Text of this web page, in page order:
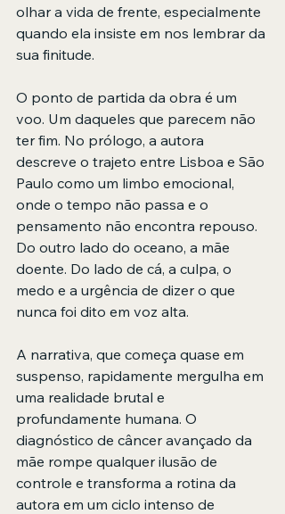
olhar a vida de frente, especialmente
quando ela insiste em nos lembrar da
sua finitude.
O ponto de partida da obra é um
voo. Um daqueles que parecem não
ter fim. No prólogo, a autora
descreve o trajeto entre Lisboa e São
Paulo como um limbo emocional,
onde o tempo não passa e o
pensamento não encontra repouso.
Do outro lado do oceano, a mãe
doente. Do lado de cá, a culpa, o
medo e a urgência de dizer o que
nunca foi dito em voz alta.
A narrativa, que começa quase em
suspenso, rapidamente mergulha em
uma realidade brutal e
profundamente humana. O
diagnóstico de câncer avançado da
mãe rompe qualquer ilusão de
controle e transforma a rotina da
autora em um ciclo intenso de